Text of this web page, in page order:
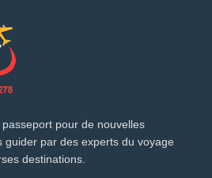
pour de nouvelles
guider par des experts du voyage
destinations.